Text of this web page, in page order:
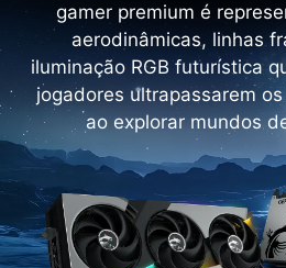
gamer premium é
aerodinâmicas, linhas
iluminação RGB futurística
jogadores ultrapassarem
ao explorar mundos